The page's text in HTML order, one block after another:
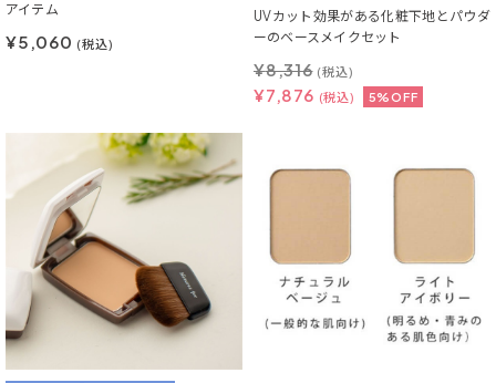
アイテム
¥5,060 (税込)
UVカット効果がある化粧下地とパウダ
ーのベースメイクセット
¥7,876 (税込) 5%OFF
¥8,316 (税込)